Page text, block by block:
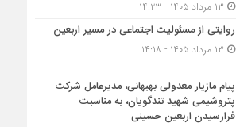
روایتی از مسئولیت اجتماعی در مسیر اربعین
پیام مازیار معدولی بهبهانی، مدیرعامل شرکت
پتروشیمی شهید تندگویان، به مناسبت
فرارسیدن اربعین حسینی